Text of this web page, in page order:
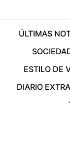
ÚLTIMAS
ESTILO DE
DIARIO EXTRA